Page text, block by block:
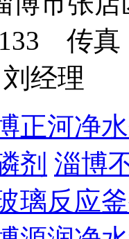
传
经理
正河净
剂 淄博
璃反应